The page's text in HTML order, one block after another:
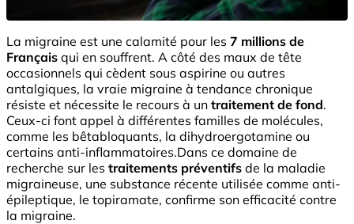
La migraine est une calamité pour les 7 millions de
Français qui en souffrent. A côté des maux de tête
occasionnels qui cèdent sous aspirine ou autres
antalgiques, la vraie migraine à tendance chronique
résiste et nécessite le recours à un traitement de fond.
Ceux-ci font appel à différentes familles de molécules,
comme les bêtabloquants, la dihydroergotamine ou
certains anti-inflammatoires.Dans ce domaine de
recherche sur les traitements préventifs de la maladie
migraineuse, une substance récente utilisée comme anti-
épileptique, le topiramate, confirme son efficacité contre
la migraine.